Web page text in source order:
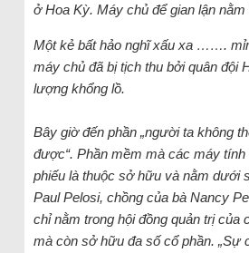
ở Hoa Kỳ. Máy chủ để gian lận
Một kẻ bất hảo nghĩ xấu xa …….
máy chủ đã bị tịch thu bởi quân đội
lượng khổng lồ.
Bây giờ đến phần „người ta không
được“. Phần mềm mà các máy
phiếu là thuộc sở hữu và nằm dưới
Paul Pelosi, chồng của bà Nancy
chỉ nằm trong hội đồng quản trị của
mà còn sở hữu đa số cổ phần. „Sự